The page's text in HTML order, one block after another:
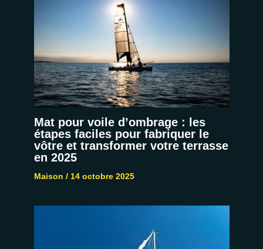
Mat pour voile d’ombrage : les
étapes faciles pour fabriquer le
vôtre et transformer votre terrasse
en 2025
Maison / 14 octobre 2025